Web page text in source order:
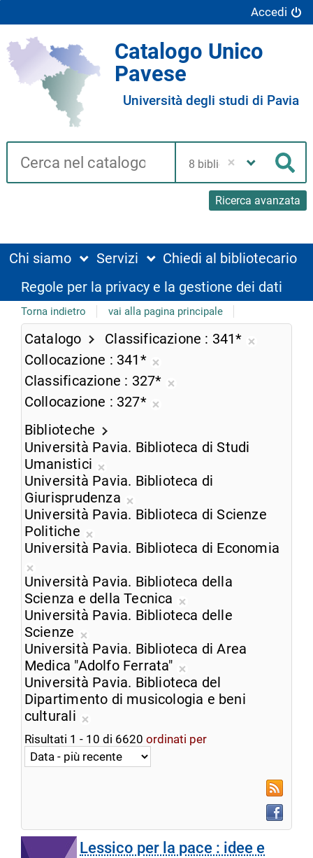
Accedi
Catalogo Unico
Pavese
Università degli studi di Pavia
Cerca su "Catalogo"
Ricerca avanzata
biblioteca
Chi siamo Servizi
Chiedi al bibliotecario
Regole per la privacy e la gestione dei dati
Torna indietro vai alla pagina principale
Catalogo Classificazione
341*
Collocazione
341*
Rimuovi
dalla
ricerca
Classificazione
327*
corrente
Collocazione
327*
ricerca
Biblioteche
Università Pavia. Biblioteca di Studi
Umanistici
Rimuovi
dalla
ricerca
Università Pavia. Biblioteca di
Giurisprudenza
Rimuovi
ricerca
Università Pavia. Biblioteca di Scienze
Politiche
Rimuovi
ricerca
corrente
Università Pavia. Biblioteca di Economia
Rimuovi
dalla
ricerca
corrente
Università Pavia. Biblioteca della
Scienza e della Tecnica
Rimuovi
ricerca
corrente
Università Pavia. Biblioteca delle
Scienze
Rimuovi
dalla
ricerca
corrente
Università Pavia. Biblioteca di Area
Medica "Adolfo Ferrata"
Rimuovi
dalla
corrente
Università Pavia. Biblioteca del
Dipartimento di musicologia e beni
culturali
Rimuovi
dalla
ricerca
Risultati 1 - 10 di 6620 ordinati per
RSS
Lessico per la pace : idee e